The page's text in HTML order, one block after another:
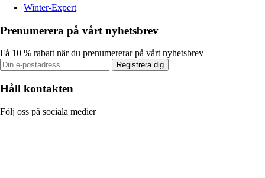
Winter-Expert
Prenumerera på vårt nyhetsbrev
Få 10 % rabatt när du prenumererar på vårt nyhetsbrev
Registrera dig
Håll kontakten
Följ oss på sociala medier